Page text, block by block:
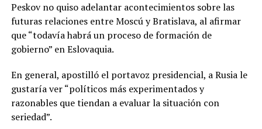
Peskov no quiso adelantar acontecimientos sobre las
futuras relaciones entre Moscú y Bratislava, al afirmar
que “todavía habrá un proceso de formación de
gobierno” en Eslovaquia.
En general, apostilló el portavoz presidencial, a Rusia le
gustaría ver “políticos más experimentados y
razonables que tiendan a evaluar la situación con
seriedad”.